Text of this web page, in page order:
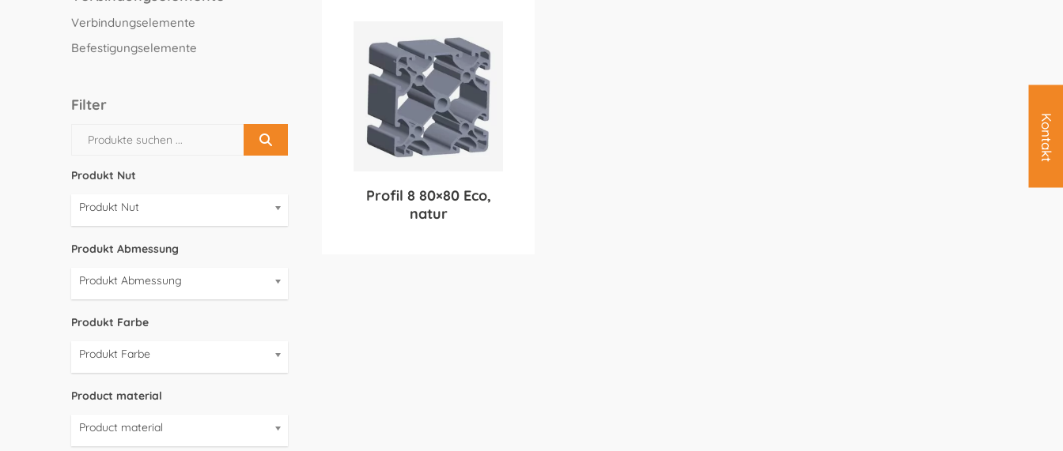
Verbindungselemente
Befestigungselemente
Filter
Produkt Nut
Produkt Nut
Produkt Abmessung
Produkt Abmessung
Produkt Farbe
Produkt Farbe
Product material
Product material
Profil 8 80×80 Eco,
natur
Kontakt